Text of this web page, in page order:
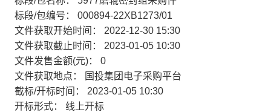
标段/包编号：
000894-22XB1273/01
文件获取开始时间：
2022-12-30 15:30
文件获取截止时间：
2023-01-05 10:30
文件发售金额(元)：
0
文件获取地点：
国投集团电子采购平台
截标/开标时间：
2023-01-05 10:30
开标形式：
线上开标